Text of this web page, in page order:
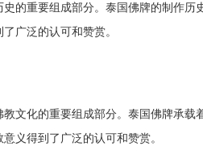
的重要组成部分。泰国佛牌的制作历
广泛的认可和赞赏。
文化的重要组成部分。泰国佛牌承载
义得到了广泛的认可和赞赏。